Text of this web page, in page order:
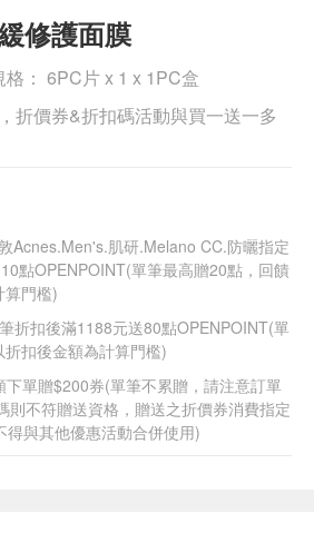
修護面膜
： 6PC片 x 1 x 1PC盒
折價券&折扣碼活動與買一送一多
Acnes.Men's.肌研.Melano CC.防曬指定
點OPENPOINT(單筆最高贈20點，回饋
算門檻)
折扣後滿1188元送80點OPENPOINT(單
扣後金額為計算門檻)
下單贈$200券(單筆不累贈，請注意訂單
則不符贈送資格，贈送之折價券消費指定
與其他優惠活動合併使用)